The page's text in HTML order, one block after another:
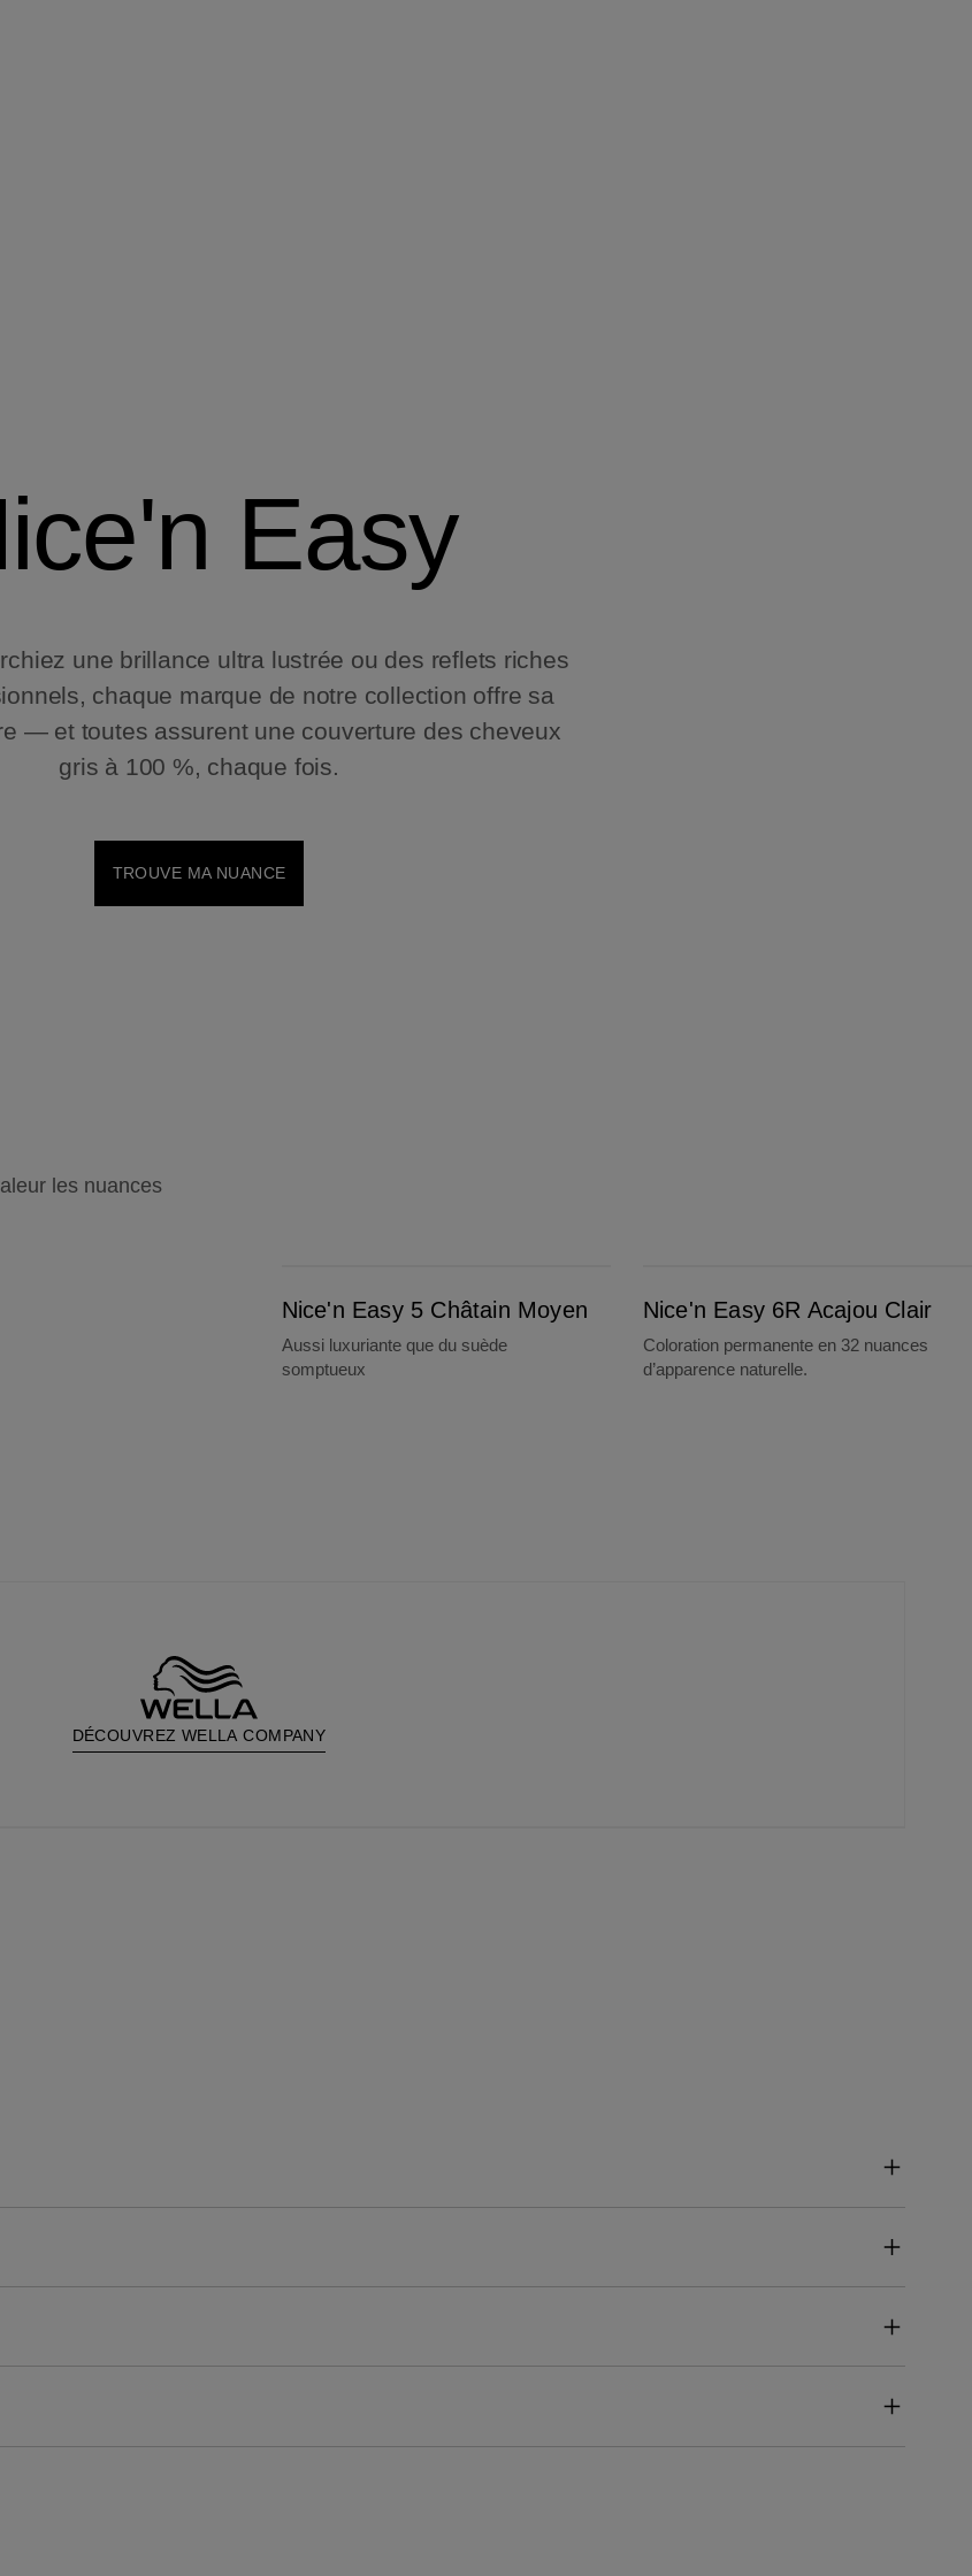
Easy
une brillance ultra lustrée ou des reflets riches
chaque marque de notre collection offre sa
— et toutes assurent une couverture des cheveux
gris à 100 %, chaque fois.
TROUVE MA NUANCE
les nuances
Nice'n Easy 5 Châtain Moyen
Aussi luxuriante que du suède
somptueux
Nice'n Easy 6R Acajou Clair
Coloration permanente en 32 nuances
d’apparence naturelle.
DÉCOUVREZ WELLA COMPANY